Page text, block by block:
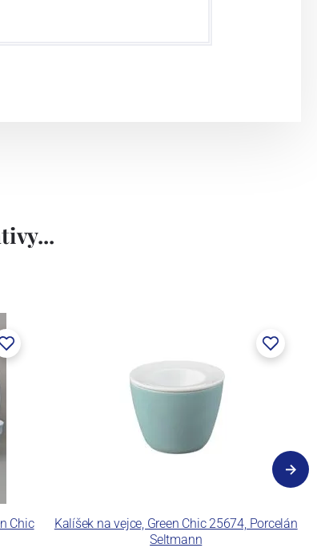
Chic
Kalíšek na vejce, Green Chic 25674, Porcelán
Seltmann